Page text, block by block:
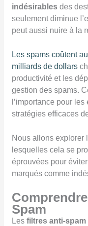
indésirablesdes
seulement diminue
peut aussi nuire à la
Les spams coûtent
milliards de dollars
productivité et les
gestion des spams.
l’importance pour
stratégies efficaces
Nous allons explorer
lesquelles cela se
éprouvées pour
marqués comme
Spam
Lesfiltres anti-spam